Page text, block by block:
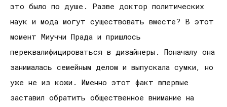
это было по душе. Разве доктор политических
наук и мода могут существовать вместе? В этот
момент Миуччи Прада и пришлось
переквалифицироваться в дизайнеры. Поначалу она
занималась семейным делом и выпускала сумки, но
уже не из кожи. Именно этот факт впервые
заставил обратить общественное внимание на